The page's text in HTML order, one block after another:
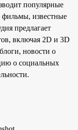
популярные
известные
предлагает
включая 2D и 3D
новости о
о социальных